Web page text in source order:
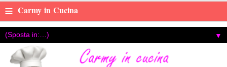
≡ Carmy in Cucina
▼